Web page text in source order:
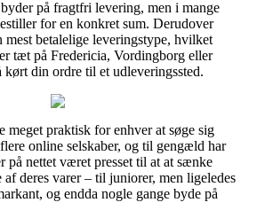
på fragtfri levering, men i mange
for en konkret sum. Derudover
betalelige leveringstype, hvilket
tæt på Fredericia, Vordingborg eller
din ordre til et udleveringssted.
meget praktisk for enhver at søge sig
online selskaber, og til gengæld har
på nettet været presset til at at sænke
af deres varer – til juniorer, men ligeledes
og endda nogle gange byde på